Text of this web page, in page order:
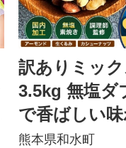
訳ありミッ
3.5kg 無塩ダ
で香ばしい
0g × 5袋 )
熊本県和水町